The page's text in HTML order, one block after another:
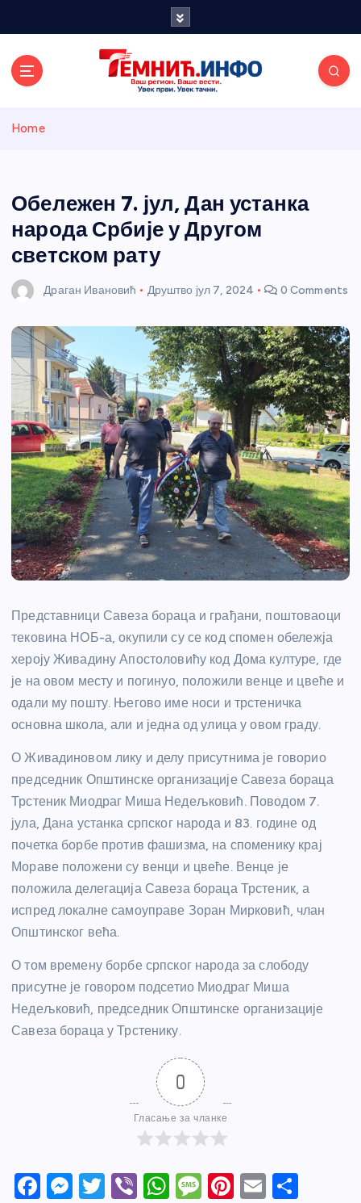
и портал
Home
Обележен 7. јул, Дан устанка
народа Србије у Другом
светском рату
Драган Ивановић Друштво јул 7, 2024 0 Comments
Представници Савеза бораца и грађани, поштоваоци
тековина НОБ-а, окупили су се код спомен обележја
хероју Живадину Апостоловићу код Дома културе, где
је на овом месту и погинуо, положили венце и цвеће и
одали му пошту. Његово име носи и трстеничка
основна школа, али и једна од улица у овом граду.
О Живадиновом лику и делу присутнима је говорио
председник Општинске организације Савеза бораца
Трстеник Миодраг Миша Недељковић. Поводом 7.
јула, Дана устанка српског народа и 83. године од
почетка борбе против фашизма, на споменику крај
Мораве положени су венци и цвеће. Венце је
положила делегација Савеза бораца Трстеник, а
испред локалне самоуправе Зоран Мирковић, члан
Општинског већа.
О том времену борбе српског народа за слободу
присутне је говором подсетио Миодраг Миша
Недељковић, председник Општинске организације
Савеза бораца у Трстенику.
0
Гласање за чланке
F
M
T
Vi W M
Pi
E